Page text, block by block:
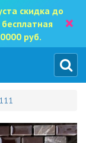
скидка до
руб.
×